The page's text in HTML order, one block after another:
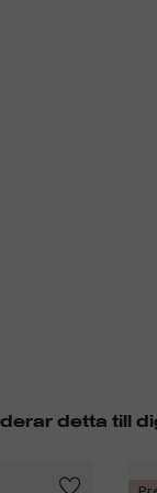
detta till